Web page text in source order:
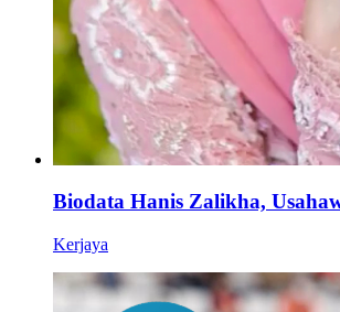
Biodata Hanis Zalikha,
Kerjaya